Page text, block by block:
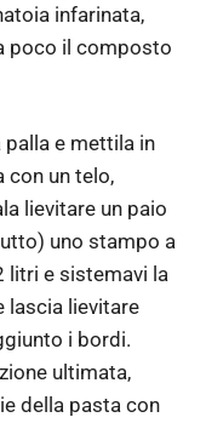
infarinata,
poco il composto
palla e mettila in
con un telo,
lievitare un paio
uno stampo a
litri e sistemavi la
lascia lievitare
i bordi.
ultimata,
della pasta con